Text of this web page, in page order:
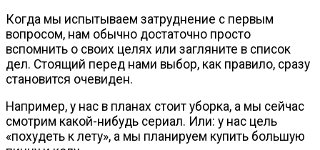
Когда мы испытываем затруднение с первым
вопросом, нам обычно достаточно просто
вспомнить о своих целях или загляните в список
дел. Стоящий перед нами выбор, как правило, сразу
становится очевиден.
Например, у нас в планах стоит уборка, а мы сейчас
смотрим какой-нибудь сериал. Или: у нас цель
«похудеть к лету», а мы планируем купить большую